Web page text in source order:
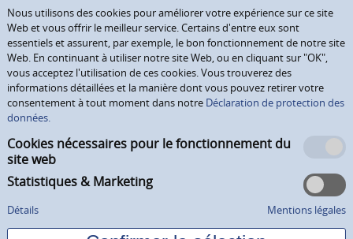
Nous utilisons des cookies pour améliorer votre expérience sur ce site
Web et vous offrir le meilleur service. Certains d'entre eux sont
essentiels et assurent, par exemple, le bon fonctionnement de notre site
Web. En continuant à utiliser notre site Web, ou en cliquant sur "OK",
vous acceptez l'utilisation de ces cookies. Vous trouverez des
informations détaillées et la manière dont vous pouvez retirer votre
consentement à tout moment dans notre Déclaration de protection des
données.
Cookies nécessaires pour le fonctionnement du
site web
Statistiques & Marketing
Détails Mentions légales